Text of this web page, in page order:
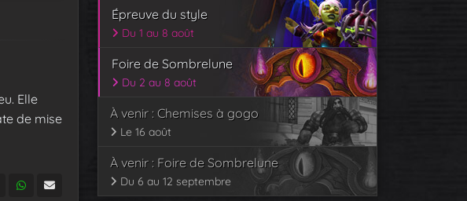
Elle
de mise
Épreuve du style
Du 1 au 8 août
Foire de Sombrelune
Du 2 au 8 août
À venir : Chemises à gogo
Le 16 août
À venir : Foire de Sombrelune
Du 6 au 12 septembre